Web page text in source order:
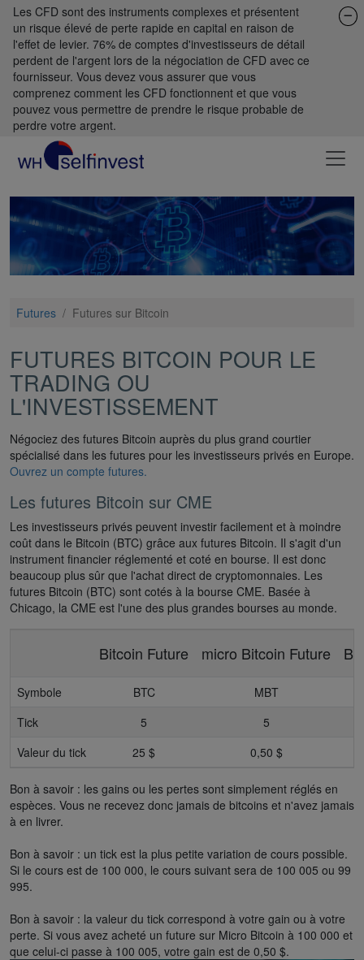
Les CFD sont des instruments complexes et présentent
un risque élevé de perte rapide en capital en raison de
l'effet de levier. 76% de comptes d'investisseurs de détail
perdent de l'argent lors de la négociation de CFD avec ce
fournisseur. Vous devez vous assurer que vous
comprenez comment les CFD fonctionnent et que vous
pouvez vous permettre de prendre le risque probable de
perdre votre argent.
Futures / Futures sur Bitcoin
FUTURES BITCOIN POUR LE
TRADING OU
L'INVESTISSEMENT
Négociez des futures Bitcoin auprès du plus grand courtier
spécialisé dans les futures pour les investisseurs privés en Europe.
Ouvrez un compte futures.
Les futures Bitcoin sur CME
Les investisseurs privés peuvent investir facilement et à moindre
coût dans le Bitcoin (BTC) grâce aux futures Bitcoin. Il s'agit d'un
instrument financier réglementé et coté en bourse. Il est donc
beaucoup plus sûr que l'achat direct de cryptomonnaies. Les
futures Bitcoin (BTC) sont cotés à la bourse CME. Basée à
Chicago, la CME est l'une des plus grandes bourses au monde.
Bitcoin Future micro Bitcoin Future
Symbole BTC
MBT
Tick
5
5
Valeur du tick
25 $ 0,50 $
Bon à savoir : les gains ou les pertes sont simplement réglés en
espèces. Vous ne recevez donc jamais de bitcoins et n'avez jamais
à en livrer.
Bon à savoir : un tick est la plus petite variation de cours possible.
Si le cours est de 100 000, le cours suivant sera de 100 005 ou 99
995.
Bon à savoir : la valeur du tick correspond à votre gain ou à votre
perte. Si vous avez acheté un future sur Micro Bitcoin à 100 000 et
que celui-ci passe à 100 005, votre gain est de 0,50 $.